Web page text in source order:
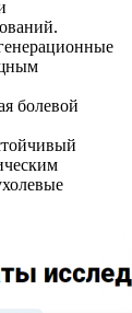
болевой